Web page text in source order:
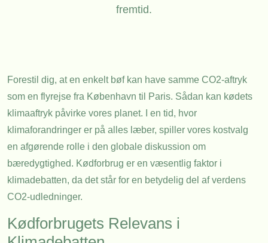
fremtid.
Forestil dig, at en enkelt bøf kan have samme CO2-aftryk
som en flyrejse fra København til Paris. Sådan kan kødets
klimaaftryk påvirke vores planet. I en tid, hvor
klimaforandringer er på alles læber, spiller vores kostvalg
en afgørende rolle i den globale diskussion om
bæredygtighed. Kødforbrug er en væsentlig faktor i
klimadebatten, da det står for en betydelig del af verdens
CO2-udledninger.
Kødforbrugets Relevans i